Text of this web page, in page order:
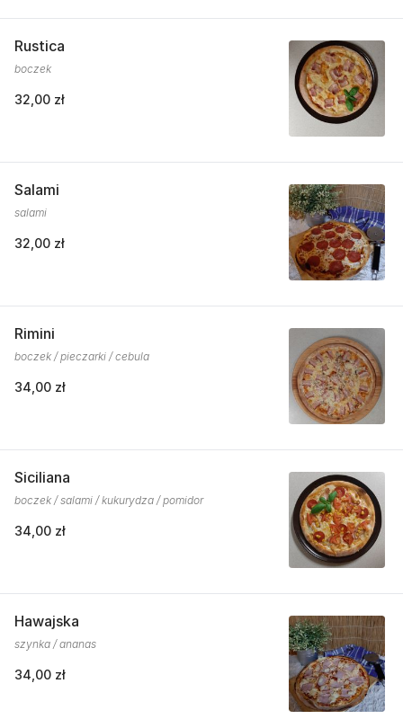
Rustica
boczek
32,00 zł
Salami
salami
32,00 zł
Rimini
boczek / pieczarki / cebula
34,00 zł
Siciliana
boczek / salami / kukurydza / pomidor
34,00 zł
Hawajska
szynka / ananas
34,00 zł